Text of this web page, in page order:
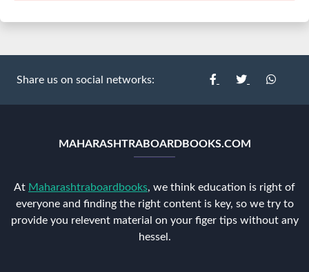
Share us on social networks:
MAHARASHTRABOARDBOOKS.COM
At Maharashtraboardbooks, we think education is right of
everyone and finding the right content is key, so we try to
provide you relevent material on your figer tips without any
hessel.